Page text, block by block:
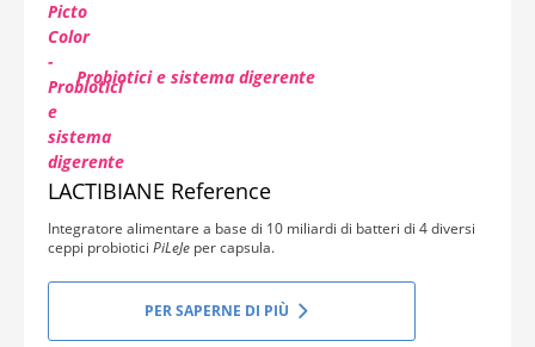
Probiotici e sistema digerente
LACTIBIANE Reference
Integratore alimentare a base di 10 miliardi di batteri di 4 diversi
ceppi probiotici PiLeJe per capsula.
PER SAPERNE DI PIÙ